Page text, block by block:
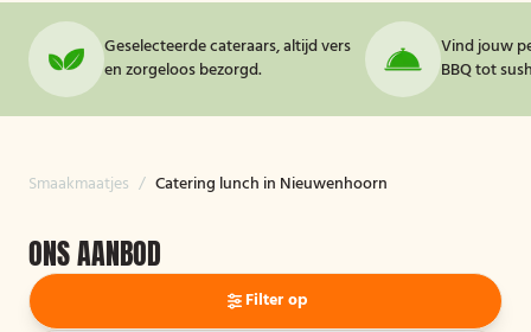
Geselecteerde cateraars, altijd vers
en zorgeloos bezorgd.
Vind jouw
BBQ tot
Smaakmaatjes / Catering lunch in Nieuwenhoorn
ONS AANBOD
Filter op